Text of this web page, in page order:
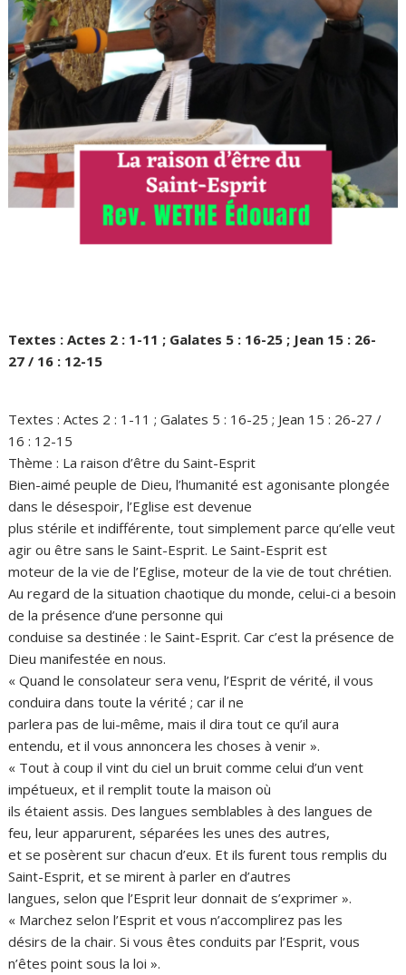
Textes : Actes 2 : 1-11 ; Galates 5 : 16-25 ; Jean 15 : 26-
27 / 16 : 12-15
Textes : Actes 2 : 1-11 ; Galates 5 : 16-25 ; Jean 15 : 26-27 /
16 : 12-15
Thème : La raison d’être du Saint-Esprit
Bien-aimé peuple de Dieu, l’humanité est agonisante plongée
dans le désespoir, l’Eglise est devenue
plus stérile et indifférente, tout simplement parce qu’elle veut
agir ou être sans le Saint-Esprit. Le Saint-Esprit est
moteur de la vie de l’Eglise, moteur de la vie de tout chrétien.
Au regard de la situation chaotique du monde, celui-ci a besoin
de la présence d’une personne qui
conduise sa destinée : le Saint-Esprit. Car c’est la présence de
Dieu manifestée en nous.
« Quand le consolateur sera venu, l’Esprit de vérité, il vous
conduira dans toute la vérité ; car il ne
parlera pas de lui-même, mais il dira tout ce qu’il aura
entendu, et il vous annoncera les choses à venir ».
« Tout à coup il vint du ciel un bruit comme celui d’un vent
impétueux, et il remplit toute la maison où
ils étaient assis. Des langues semblables à des langues de
feu, leur apparurent, séparées les unes des autres,
et se posèrent sur chacun d’eux. Et ils furent tous remplis du
Saint-Esprit, et se mirent à parler en d’autres
langues, selon que l’Esprit leur donnait de s’exprimer ».
« Marchez selon l’Esprit et vous n’accomplirez pas les
désirs de la chair. Si vous êtes conduits par l’Esprit, vous
n’êtes point sous la loi ».